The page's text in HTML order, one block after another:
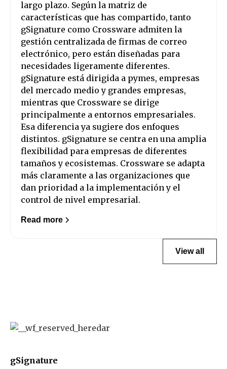
largo plazo. Según la matriz de
características que has compartido, tanto
gSignature como Crossware admiten la
gestión centralizada de firmas de correo
electrónico, pero están diseñadas para
necesidades ligeramente diferentes.
gSignature está dirigida a pymes, empresas
del mercado medio y grandes empresas,
mientras que Crossware se dirige
principalmente a entornos empresariales.
Esa diferencia ya sugiere dos enfoques
distintos. gSignature se centra en una amplia
flexibilidad para empresas de diferentes
tamaños y ecosistemas. Crossware se adapta
más claramente a las organizaciones que
dan prioridad a la implementación y el
control de nivel empresarial.
Read more
View all
gSignature